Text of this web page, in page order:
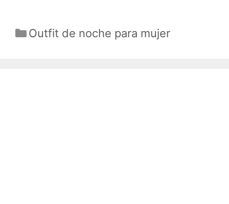
Categorías
Outfit de noche para mujer